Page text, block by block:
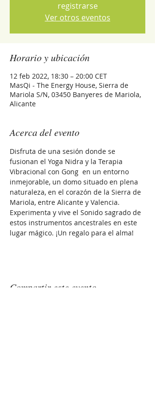
registrarse
Ver otros eventos
Horario y ubicación
12 feb 2022, 18:30 – 20:00 CET
MasQi - The Energy House, Sierra de
Mariola S/N, 03450 Banyeres de Mariola,
Alicante
Acerca del evento
Disfruta de una sesión donde se
fusionan el Yoga Nidra y la Terapia
Vibracional con Gong  en un entorno
inmejorable, un domo situado en plena
naturaleza, en el corazón de la Sierra de
Mariola, entre Alicante y Valencia.
Experimenta y vive el Sonido sagrado de
estos instrumentos ancestrales en este
lugar mágico. ¡Un regalo para el alma!
Compartir este evento